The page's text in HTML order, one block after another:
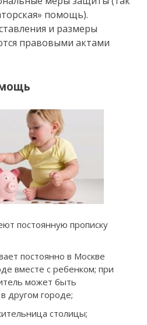
помощь).
и размеры
правовыми актами
постоянную прописку
постоянно в Москве
вместе с ребенком; при
может быть
другом городе;
столицы;